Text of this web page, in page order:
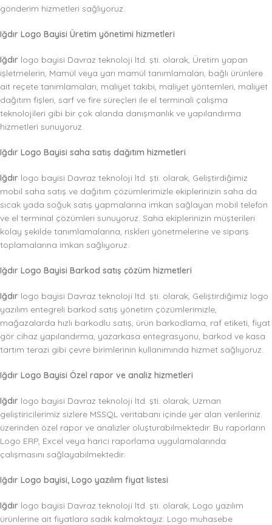
gönderim hizmetleri sağlıyoruz.
Iğdır Logo Bayisi Üretim yönetimi hizmetleri
Iğdır logo bayisi Davraz teknoloji ltd. şti. olarak, Üretim yapan
işletmelerin, Mamül veya yarı mamül tanımlamaları, bağlı ürünlere
ait reçete tanımlamaları, maliyet takibi, maliyet yöntemleri, maliyet
dağıtım fişleri, sarf ve fire süreçleri ile el terminali çalışma
teknolojileri gibi bir çok alanda danışmanlık ve yapılandırma
hizmetleri sunuyoruz.
Iğdır Logo Bayisi saha satış dağıtım hizmetleri
Iğdır logo bayisi Davraz teknoloji ltd. şti. olarak, Geliştirdiğimiz
mobil saha satış ve dağıtım çözümlerimizle ekiplerinizin saha da
sıcak yada soğuk satış yapmalarına imkan sağlayan mobil telefon
ve el terminal çözümleri sunuyoruz. Saha ekiplerinizin müşterileri
kolay şekilde tanımlamalarına, riskleri yönetmelerine ve sipariş
toplamalarına imkan sağlıyoruz.
Iğdır Logo Bayisi Barkod satış çözüm hizmetleri
Iğdır logo bayisi Davraz teknoloji ltd. şti. olarak, Geliştirdiğimiz logo
yazılım entegreli barkod satış yönetim çözümlerimizle,
mağazalarda hızlı barkodlu satış, ürün barkodlama, raf etiketi, fiyat
gör cihaz yapılandırma, yazarkasa entegrasyonu, barkod ve kasa
tartım terazi gibi çevre birimlerinin kullanımında hizmet sağlıyoruz.
Iğdır Logo Bayisi Özel rapor ve analiz hizmetleri
Iğdır logo bayisi Davraz teknoloji ltd. şti. olarak, Uzman
geliştiricilerimiz sizlere MSSQL veritabanı içinde yer alan verileriniz
üzerinden özel rapor ve analizler oluşturabilmektedir. Bu raporların
Logo ERP, Excel veya harici raporlama uygulamalarında
çalışmasını sağlayabilmektedir.
Iğdır Logo bayisi, Logo yazılım fiyat listesi
Iğdır logo bayisi Davraz teknoloji ltd. şti. olarak, Logo yazılım
ürünlerine ait fiyatlara sadık kalmaktayız. Logo muhasebe